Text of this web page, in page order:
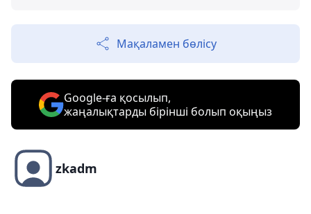
Мақаламен бөлісу
Google-ға қосылып,
жаңалықтарды бірінші болып оқыңыз
zkadm